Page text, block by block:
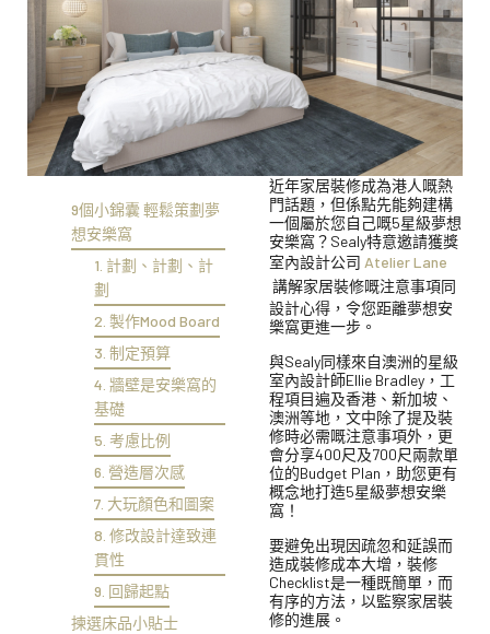
近年家居裝修成為港人嘅熱
門話題，但係點先能夠建構
一個屬於您自己嘅5星級夢想
安樂窩？Sealy特意邀請獲獎
室內設計公司Atelier Lane
講解家居裝修嘅注意事項同
設計心得，令您距離夢想安
樂窩更進一步。
與Sealy同樣來自澳洲的星級
室內設計師Ellie Bradley，工
程項目遍及香港、新加坡、
澳洲等地，文中除了提及裝
修時必需嘅注意事項外，更
會分享400尺及700尺兩款單
位的Budget Plan，助您更有
概念地打造5星級夢想安樂
窩！
要避免出現因疏忽和延誤而
造成裝修成本大增，裝修
Checklist是一種既簡單，而
有序的方法，以監察家居裝
修的進展。
9個小錦囊 輕鬆策劃夢
想安樂窩
1. 計劃、計劃、計
劃
2. 製作Mood Board
3. 制定預算
4. 牆壁是安樂窩的
基礎
5. 考慮比例
6. 營造層次感
7. 大玩顏色和圖案
8. 修改設計達致連
貫性
9. 回歸起點
揀選床品小貼士